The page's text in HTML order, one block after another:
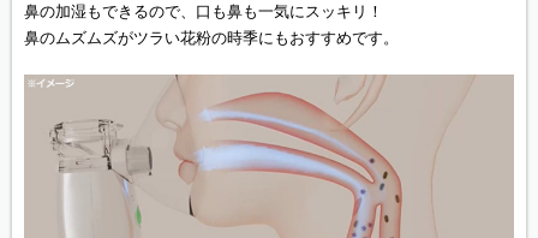
鼻の加湿もできるので、口も鼻も一気にスッキリ！
鼻のムズムズがツラい花粉の時季にもおすすめです。